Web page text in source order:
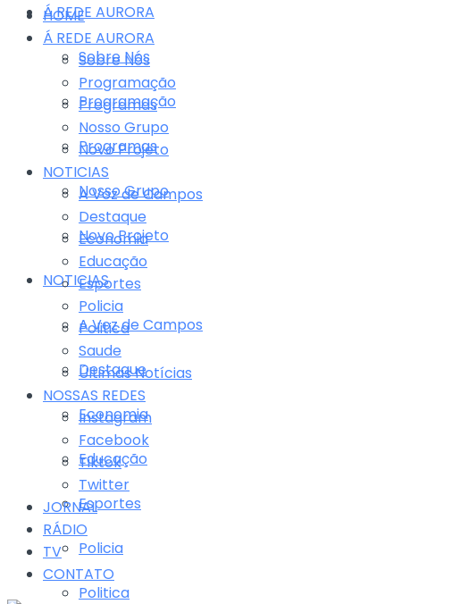
Á REDE AURORA
Sobre Nós
Programação
Programas
Nosso Grupo
Novo Projeto
NOTICIAS
A Voz de Campos
Destaque
Economia
Educação
Esportes
Policia
Politica
HOME
Á REDE AURORA
Sobre Nós
Programação
Programas
Nosso Grupo
Novo Projeto
NOTICIAS
A Voz de Campos
Destaque
Economia
Educação
Esportes
Policia
Politica
Saude
Últimas Notícias
NOSSAS REDES
Instagram
Facebook
Tiktok
Twitter
JORNAL
RÁDIO
TV
CONTATO